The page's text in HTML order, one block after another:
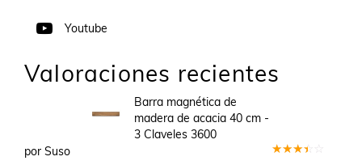
Youtube
Valoraciones recientes
Barra magnética de
madera de acacia 40 cm -
3 Claveles 3600
por Suso